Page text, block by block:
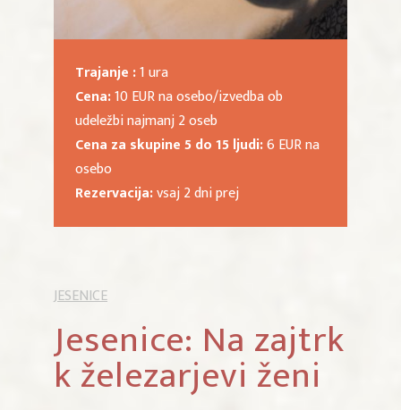
Trajanje :1 ura
Cena:10 EUR na osebo/izvedba ob
udeležbi najmanj 2 oseb
Cena za skupine 5 do 15 ljudi:6 EUR na
osebo
Rezervacija:vsaj 2 dni prej
JESENICE
Jesenice: Na zajtrk
k železarjevi ženi